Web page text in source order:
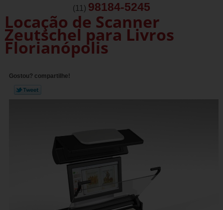
(11) 98184-5245
Locação de Scanner
Zeutschel para Livros
Florianópolis
Gostou? compartilhe!